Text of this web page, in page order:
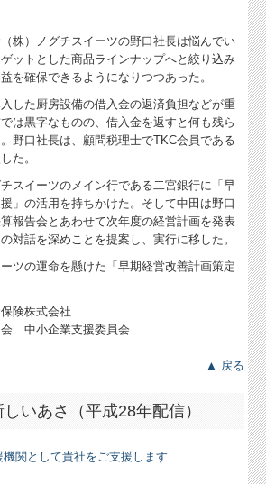
株）ノグチスイーツの野口社長は悩んでい
ットとした商品ラインナップへと絞り込み
を確保できるようになりつつあった。
した厨房設備の借入金の返済負担などが重
は黒字なものの、借入金を返すと何も残ら
野口社長は、顧問税理士でTKC会員である
た。
スイーツのメイン行である二宮銀行に「早
」の活用を持ちかけた。そして中田は野口
報告会とあわせて次年度の経営計画を発表
対話を深めことを提案し、実行に移した。
ツの運命を懸けた「早期経営改善計画策定
険株式会社
小企業支援委員会
▲ 戻る
いあさ（平成28年配信）